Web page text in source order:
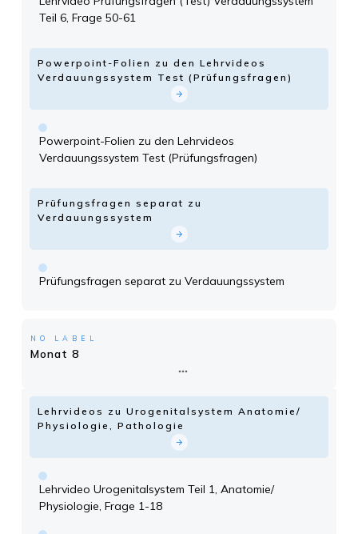
Teil 6, Frage 50-61
Powerpoint-Folien zu den Lehrvideos
Verdauungssystem Test (Prüfungsfragen)
Powerpoint-Folien zu den Lehrvideos
Verdauungssystem Test (Prüfungsfragen)
Prüfungsfragen separat zu
Verdauungssystem
Prüfungsfragen separat zu Verdauungssystem
NO LABEL
Monat 8
Lehrvideos zu Urogenitalsystem Anatomie/
Physiologie, Pathologie
Lehrvideo Urogenitalsystem Teil 1, Anatomie/
Physiologie, Frage 1-18